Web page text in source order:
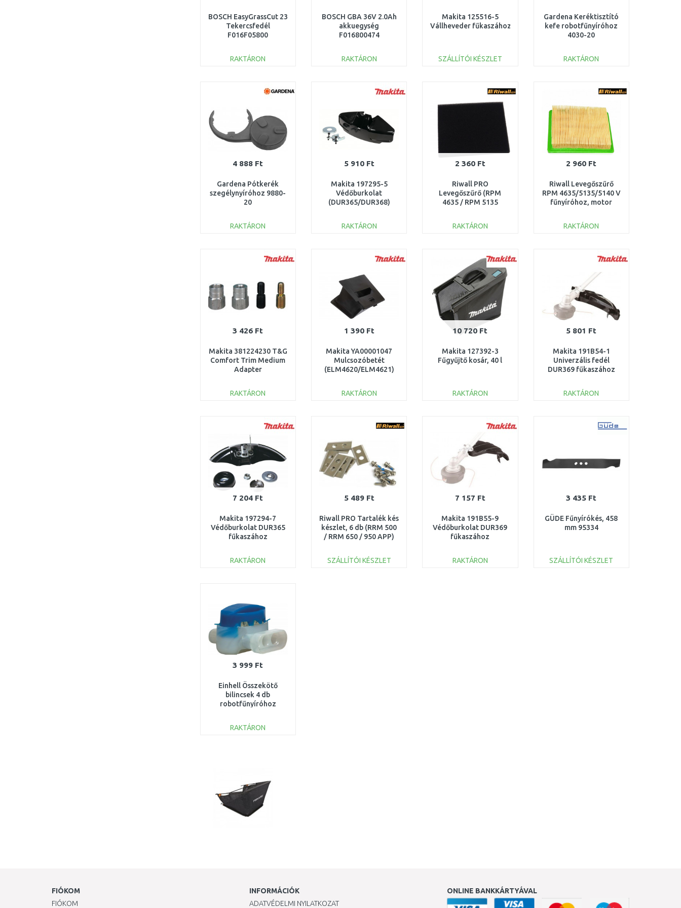
BOSCH EasyGrassCut 23
Tekercsfedél
F016F05800
RAKTÁRON
Összehasonlítás
BOSCH GBA 36V 2.0Ah
akkuegység
F016800474
RAKTÁRON
Összehasonlítás
Makita 125516-5
Vállheveder fűkaszához
SZÁLLÍTÓI KÉSZLET
Összehasonlítás
Gardena Keréktisztító
kefe robotfűnyíróhoz
4030-20
RAKTÁRON
Összehasonlítás
4 888 Ft
Gardena Pótkerék
szegélynyíróhoz 9880-
20
RAKTÁRON
Összehasonlítás
5 910 Ft
Makita 197295-5
Védőburkolat
(DUR365/DUR368)
RAKTÁRON
Összehasonlítás
2 360 Ft
Riwall PRO
Levegőszűrő (RPM
4635 / RPM 5135
T475/575)
25300120000_racc
RAKTÁRON
Összehasonlítás
2 960 Ft
Riwall Levegőszűrő
RPM 4635/5135/5140 V
fűnyíróhoz, motor
RAKTÁRON
Összehasonlítás
3 426 Ft
Makita 381224230 T&G
Comfort Trim Medium
Adapter
RAKTÁRON
Összehasonlítás
1 390 Ft
Makita YA00001047
Mulcsozóbetét
(ELM4620/ELM4621)
RAKTÁRON
Összehasonlítás
10 720 Ft
Makita 127392-3
Fűgyűjtő kosár, 40 l
RAKTÁRON
Összehasonlítás
5 801 Ft
Makita 191B54-1
Univerzális fedél
DUR369 fűkaszához
RAKTÁRON
Összehasonlítás
7 204 Ft
Makita 197294-7
Védőburkolat DUR365
fűkaszához
RAKTÁRON
5 489 Ft
Riwall PRO Tartalék kés
készlet, 6 db (RRM 500
/ RRM 650 / 950 APP)
SZÁLLÍTÓI KÉSZLET
7 157 Ft
Makita 191B55-9
Védőburkolat DUR369
fűkaszához
RAKTÁRON
3 435 Ft
GÜDE Fűnyírókés, 458
mm 95334
SZÁLLÍTÓI KÉSZLET
3 999 Ft
Einhell Összekötő
bilincsek 4 db
robotfűnyíróhoz
RAKTÁRON
FIÓKOM
FIÓKOM
INFORMÁCIÓK
ADATVÉDELMI NYILATKOZAT
ONLINE BANKKÁRTYÁVAL